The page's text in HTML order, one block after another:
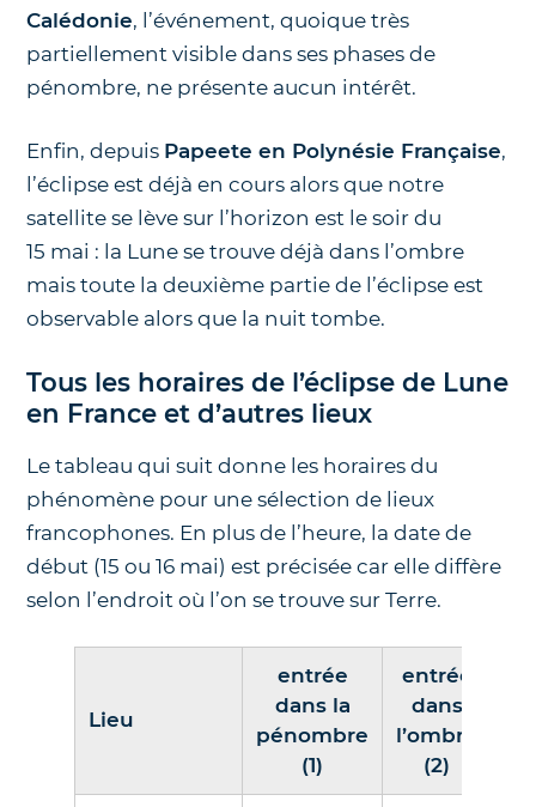
Calédonie, l’événement, quoique très
partiellement visible dans ses phases de
pénombre, ne présente aucun intérêt.
Enfin, depuis Papeete en Polynésie Française,
l’éclipse est déjà en cours alors que notre
satellite se lève sur l’horizon est le soir du
15 mai : la Lune se trouve déjà dans l’ombre
mais toute la deuxième partie de l’éclipse est
observable alors que la nuit tombe.
Tous les horaires de l’éclipse de Lune
en France et d’autres lieux
Le tableau qui suit donne les horaires du
phénomène pour une sélection de lieux
francophones. En plus de l’heure, la date de
début (15 ou 16 mai) est précisée car elle diffère
selon l’endroit où l’on se trouve sur Terre.
Lieu
entrée
dans la
pénombre
(1)
entrée
dans
l’ombre
(2)